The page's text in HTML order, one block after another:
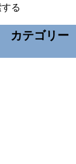
カテゴリー